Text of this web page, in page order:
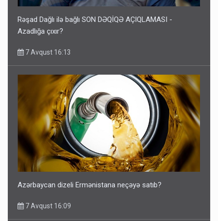
Rəşad Dağlı ilə bağlı SON DƏQİQƏ AÇIQLAMASI -
Azadlığa çıxır?
7 Avqust 16:13
Azərbaycan dizeli Ermənistana neçəyə satıb?
7 Avqust 16:09